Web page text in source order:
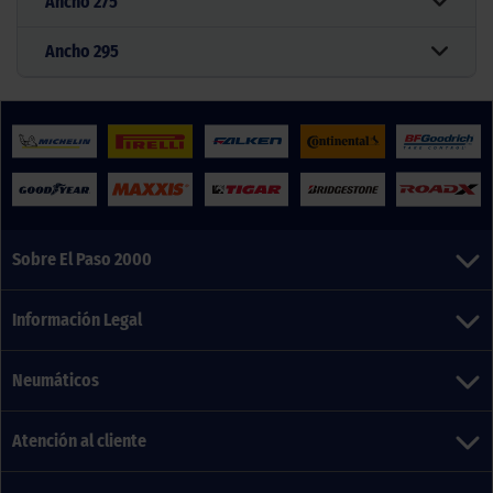
Ancho 295
Sobre El Paso 2000
Información Legal
Neumáticos
Atención al cliente